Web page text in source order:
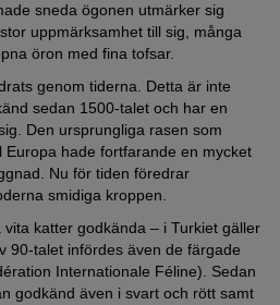
sneda ögonen utmärker sig
uppmärksamhet till sig, många
öron med fina tofsar.
genom tiderna. Detta är inte
sedan 1500-talet och har en
Den ursprungliga rasen som
Europa hade fortfarande en mycket
Nu för tiden föredrar
smidiga kroppen.
katter godkända – i Turkiet gäller
90-talet infördes även de färgade
Internationale Féline). Sedan
godkänd även i svart och rött samt